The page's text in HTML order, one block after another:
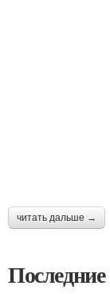
читать дальше →
Последние